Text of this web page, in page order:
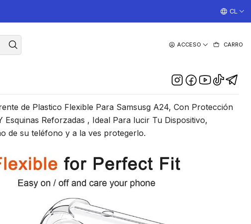
ACCESO CARRO
¡TRABAJAMOS TODOS LOS DIAS CON ENVIOS A TODO
CL
Transparente Para Samsung
de Plastico Flexible Para Samsusg A24, Con Protección
Esquinas Reforzadas , Ideal Para lucir Tu Dispositivo,
de su teléfono y a la ves protegerlo.